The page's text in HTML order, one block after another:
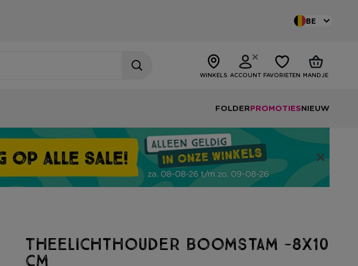
BE
WINKELS ACCOUNT FAVORIETEN MANDJE
FOLDERPROMOTIESNIEUW
Theelichthouder boomstam -8x10
cm